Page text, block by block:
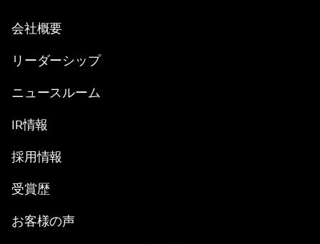
会社概要
リーダーシップ
ニュースルーム
IR情報
採用情報
受賞歴
お客様の声